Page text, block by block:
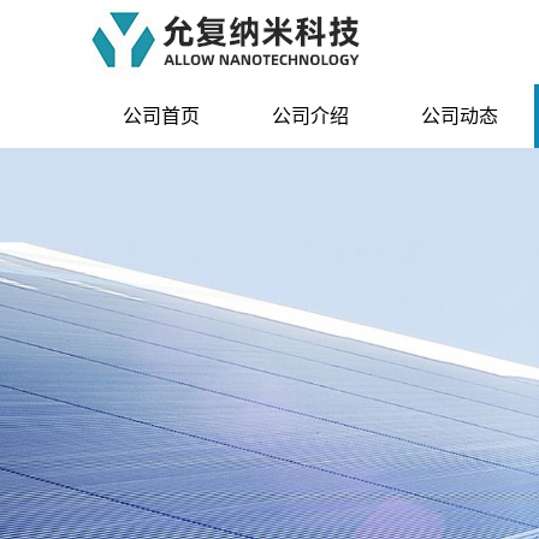
公司首页 公司介绍 公司动态